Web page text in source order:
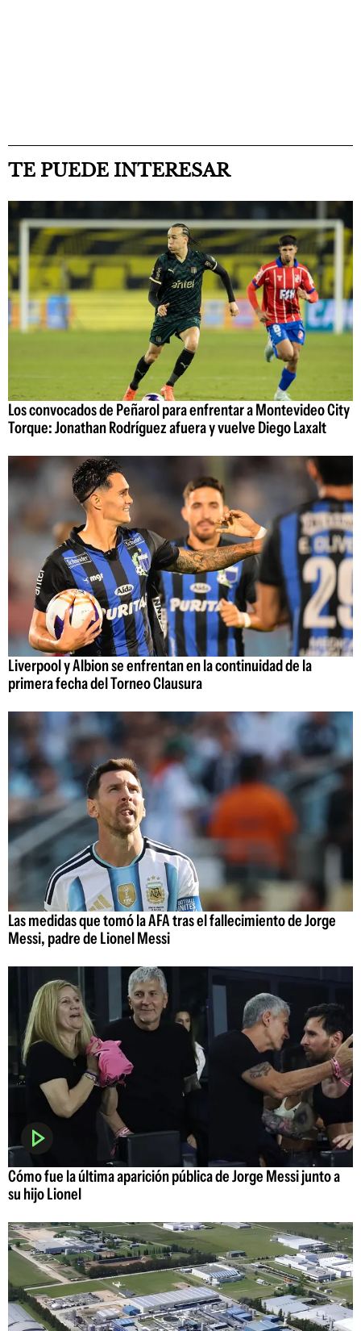
TE PUEDE INTERESAR
Los convocados de Peñarol para enfrentar a Montevideo City
Torque: Jonathan Rodríguez afuera y vuelve Diego Laxalt
Liverpool y Albion se enfrentan en la continuidad de la
primera fecha del Torneo Clausura
Las medidas que tomó la AFA tras el fallecimiento de Jorge
Messi, padre de Lionel Messi
Cómo fue la última aparición pública de Jorge Messi junto a
su hijo Lionel